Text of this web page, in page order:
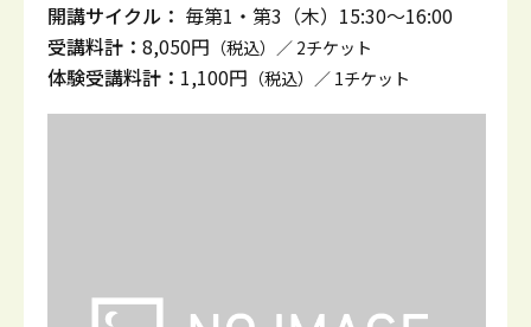
開講サイクル： 毎第1・第3（木）15:30～16:00
受講料計： 8,050円 （税込）／ 2チケット
体験受講料計： 1,100円 （税込）／ 1チケット